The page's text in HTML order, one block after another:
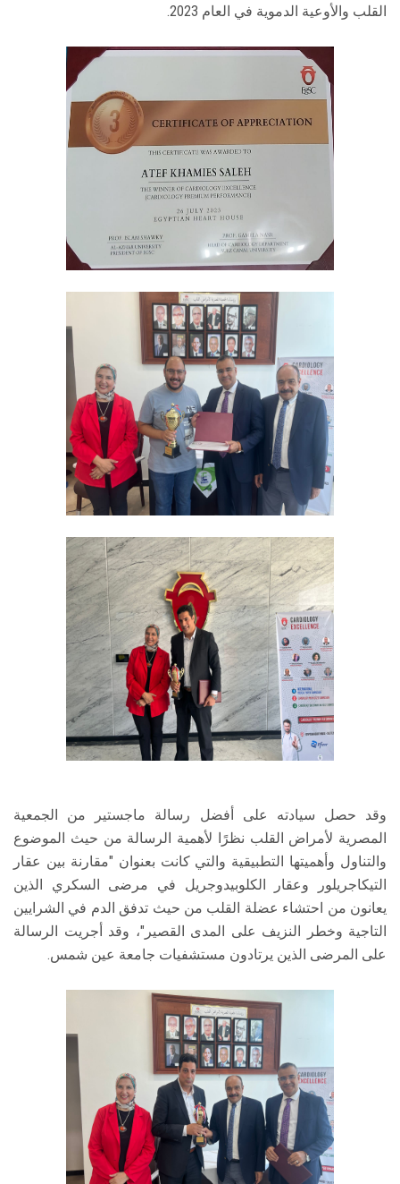
القلب والأوعية الدموية في العام 2023.
وقد حصل سيادته على أفضل رسالة ماجستير من الجمعية
المصرية لأمراض القلب نظرًا لأهمية الرسالة من حيث الموضوع
والتناول وأهميتها التطبيقية والتي كانت بعنوان "مقارنة بين عقار
التيكاجريلور وعقار الكلوبيدوجريل في مرضى السكري الذين
يعانون من احتشاء عضلة القلب من حيث تدفق الدم في الشرايين
التاجية وخطر النزيف على المدى القصير"، وقد أجريت الرسالة
على المرضى الذين يرتادون مستشفيات جامعة عين شمس.